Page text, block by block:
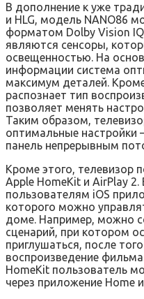
В дополнение к уже
и HLG, модель NANO86
форматом Dolby Vision
являются сенсоры,
освещенностью. На
информации система
максимум деталей.
распознает тип
позволяет менять
Таким образом,
оптимальные настройки
панель непрерывным
Кроме этого, телевизор
Apple HomeKit и AirPlay
пользователям iOS
которого можно
доме. Например, можно
сценарий, при котором
приглушаться, после
воспроизведение
HomeKit пользователь
через приложение Home